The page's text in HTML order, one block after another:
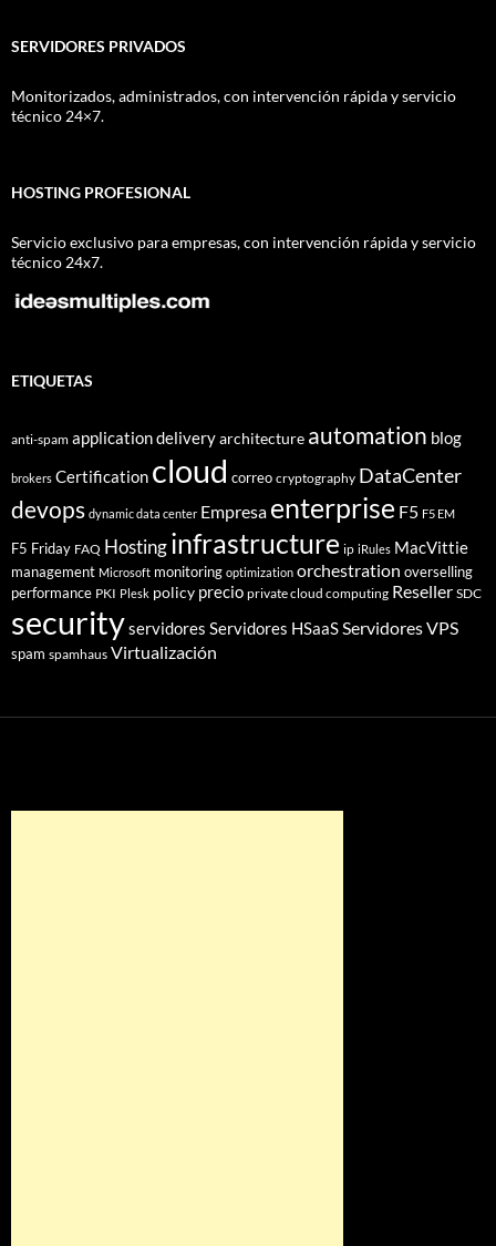
SERVIDORES PRIVADOS
Monitorizados, administrados, con intervención rápida y servicio
técnico 24×7.
HOSTING PROFESIONAL
Servicio exclusivo para empresas, con intervención rápida y servicio
técnico 24x7.
ETIQUETAS
anti-spam application deliveryarchitecture automation blog
brokers Certification cloud correo cryptography DataCenter
devops dynamic data center Empresa enterprise F5 F5 EM
F5 Friday FAQ Hostinginfrastructure ip iRules MacVittie
management Microsoft monitoring optimization orchestration overselling
performance PKI Plesk policy precio private cloud computing Reseller SDC
securityservidores Servidores HSaaSServidores VPS
spam spamhaus Virtualización